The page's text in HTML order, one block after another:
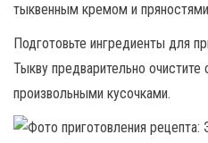
Подготовьте ингредиенты для
Тыкву предварительно
произвольными кусочками.